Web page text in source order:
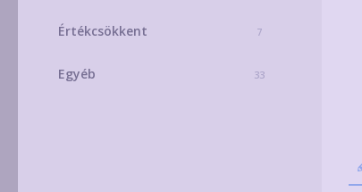
Értékcsökkent 7
Egyéb 33